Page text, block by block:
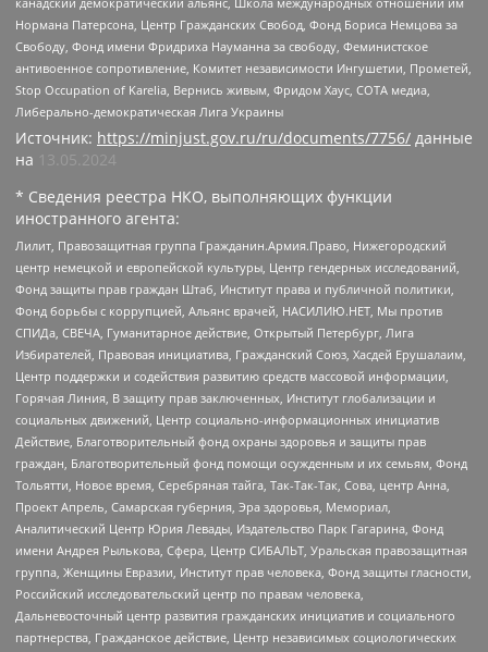
Нормана Патерсона, Центр Гражданских Свобод, Фонд Бориса Немцова за
Свободу, Фонд имени Фридриха Науманна за свободу, Феминистское
антивоенное сопротивление, Комитет независимости Ингушетии, Прометей,
Stop Occupation of Karelia, Вернись живым, Фридом Хаус, СОТА медиа,
Либерально-демократическая Лига Украины
Источник: https://minjust.gov.ru/ru/documents/7756/ данные
на
13.05.2024
* Сведения реестра НКО, выполняющих функции
иностранного агента:
Лилит, Правозащитная группа Гражданин.Армия.Право, Нижегородский
центр немецкой и европейской культуры, Центр гендерных исследований,
Фонд защиты прав граждан Штаб, Институт права и публичной политики,
Фонд борьбы с коррупцией, Альянс врачей, НАСИЛИЮ.НЕТ, Мы против
СПИДа, СВЕЧА, Гуманитарное действие, Открытый Петербург, Лига
Избирателей, Правовая инициатива, Гражданский Союз, Хасдей Ерушалаим,
Центр поддержки и содействия развитию средств массовой информации,
Горячая Линия, В защиту прав заключенных, Институт глобализации и
социальных движений, Центр социально-информационных инициатив
Действие, Благотворительный фонд охраны здоровья и защиты прав
граждан, Благотворительный фонд помощи осужденным и их семьям, Фонд
Тольятти, Новое время, Серебряная тайга, Так-Так-Так, Сова, центр Анна,
Проект Апрель, Самарская губерния, Эра здоровья, Мемориал,
Аналитический Центр Юрия Левады, Издательство Парк Гагарина, Фонд
имени Андрея Рылькова, Сфера, Центр СИБАЛЬТ, Уральская правозащитная
группа, Женщины Евразии, Институт прав человека, Фонд защиты гласности,
Российский исследовательский центр по правам человека,
Дальневосточный центр развития гражданских инициатив и социального
партнерства, Гражданское действие, Центр независимых социологических